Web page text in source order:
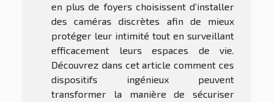
en plus de foyers choisissent d’installer
des caméras discrètes afin de mieux
protéger leur intimité tout en surveillant
efficacement leurs espaces de vie.
Découvrez dans cet article comment ces
dispositifs ingénieux peuvent
transformer la manière de sécuriser